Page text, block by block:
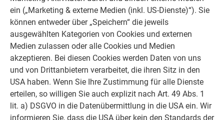
ein („Marketing & externe Medien (inkl. US-Dienste)“). Sie
können entweder über „Speichern“ die jeweils
ausgewählten Kategorien von Cookies und externen
Medien zulassen oder alle Cookies und Medien
akzeptieren. Bei diesen Cookies werden Daten von uns
und von Drittanbietern verarbeitet, die ihren Sitz in den
USA haben. Wenn Sie Ihre Zustimmung für alle Dienste
erteilen, so willigen Sie auch explizit nach Art. 49 Abs. 1
lit. a) DSGVO in die Datenübermittlung in die USA ein. Wir
informieren Sie, dass die USA über kein den Standards der